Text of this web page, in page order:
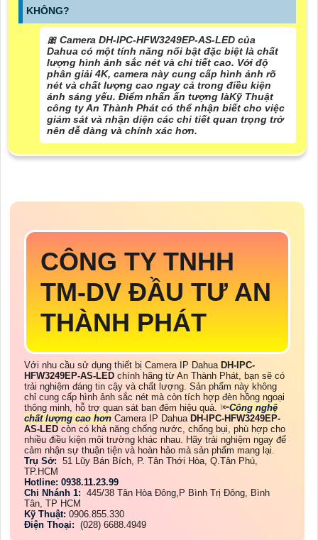
KHÔNG?
🎀 Camera DH-IPC-HFW3249EP-AS-LED của
Dahua có một tính năng nổi bật đặc biệt là chất
lượng hình ảnh sắc nét và chi tiết cao. Với độ
phân giải 4K, camera này cung cấp hình ảnh rõ
nét và chất lượng cao ngay cả trong điều kiện
ánh sáng yếu. Điểm nhấn ấn tượng làKỹ Thuật
công ty An Thành Phát có thể nhận biết cho việc
giám sát và nhận diện các chi tiết quan trọng trở
nên dễ dàng và chính xác hơn.
CÔNG TY TNHH
TM-DV ĐẦU TƯ AN
THÀNH PHÁT
Với nhu cầu sử dụng thiết bị Camera IP Dahua DH-IPC-
HFW3249EP-AS-LED chính hãng từ An Thành Phát, bạn sẽ có
trải nghiệm đáng tin cậy và chất lượng. Sản phẩm này không
chỉ cung cấp hình ảnh sắc nét mà còn tích hợp đèn hồng ngoại
thông minh, hỗ trợ quan sát ban đêm hiệu quả. 🔦Công nghệ
chất lượng cao hơn Camera IP Dahua DH-IPC-HFW3249EP-
AS-LED còn có khả năng chống nước, chống bụi, phù hợp cho
nhiều điều kiện môi trường khác nhau. Hãy trải nghiệm ngay để
cảm nhận sự thuận tiện và hoàn hảo mà sản phẩm mang lại.
Trụ Sở: 51 Lũy Bán Bích, P. Tân Thới Hòa, Q.Tân Phú,
TP.HCM
Hotline: 0938.11.23.99
Chi Nhánh 1: 445/38 Tân Hòa Đông,P Bình Trị Đông, Bình
Tân, TP HCM
Kỹ Thuật: 0906.855.330
Điện Thoại: (028) 6688.4949